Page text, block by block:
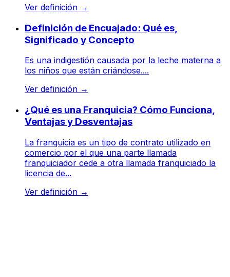
Ver definición →
Definición de Encuajado: Qué es,
Significado y Concepto
Es una indigestión causada por la leche materna a
los niños que están criándose....
Ver definición →
¿Qué es una Franquicia? Cómo Funciona,
Ventajas y Desventajas
La franquicia es un tipo de contrato utilizado en
comercio por el que una parte llamada
franquiciador cede a otra llamada franquiciado la
licencia de...
Ver definición →